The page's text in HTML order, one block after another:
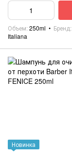
Объем 250ml Бренд
Italiana
Новинка